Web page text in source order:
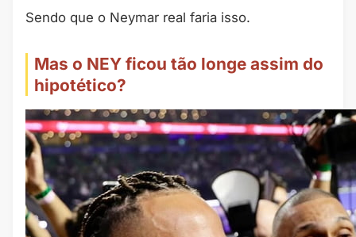
Sendo que o Neymar real faria isso.
Mas o NEY ficou tão longe assim do
hipotético?